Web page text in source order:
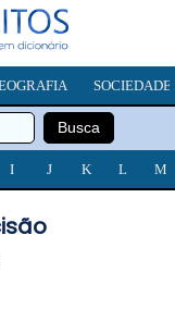
SOCIEDADE
I J K L M